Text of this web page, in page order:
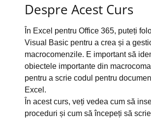
Despre Acest Curs
În Excel pentru Office 365, puteți
Visual Basic pentru a crea și a
macrocomenzile. E important să
obiectele importante din
pentru a scrie codul pentru
Excel.
În acest curs, veți vedea cum să
proceduri și cum să începeți să